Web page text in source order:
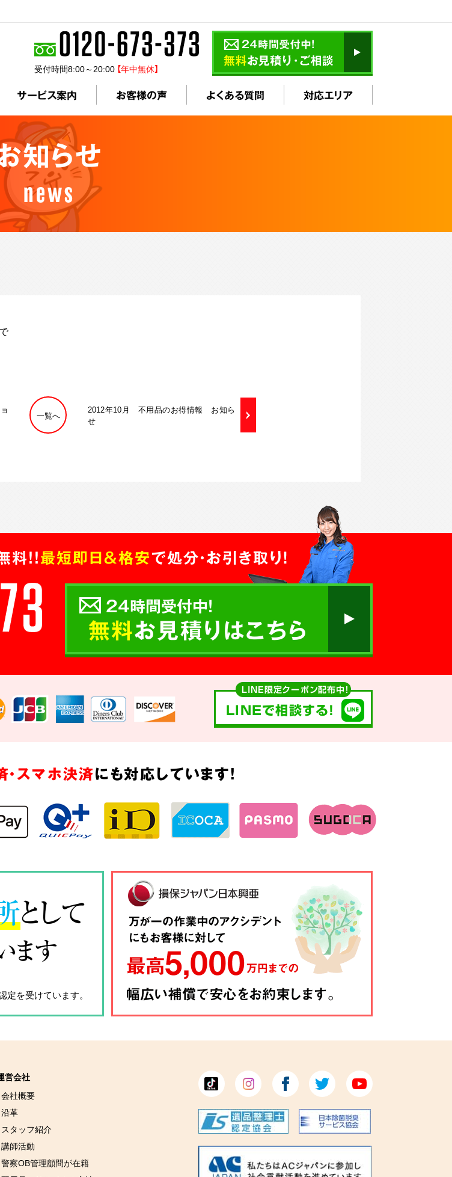
受付時間8:00～20:00 【年中無休】
サービス案内 お客様の声 よくある質問 対応エリア
知らせ
news
一覧へ
2012年10月 不用品のお得情報 お知ら
せ
料!!最短即日＆格安で処分・お引き取り！
24時間受付中!
無料お見積りはこちら
LINE限定クーポン配布中！
LINEで相談する!
・スマホ決済にも対応しています!
として
ます
を受けています。
営会社
社概要
革
タッフ紹介
師活動
察OB管理顧問が在籍